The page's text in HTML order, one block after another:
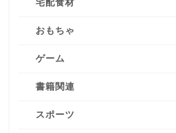
おもちゃ
ゲーム
書籍関連
スポーツ